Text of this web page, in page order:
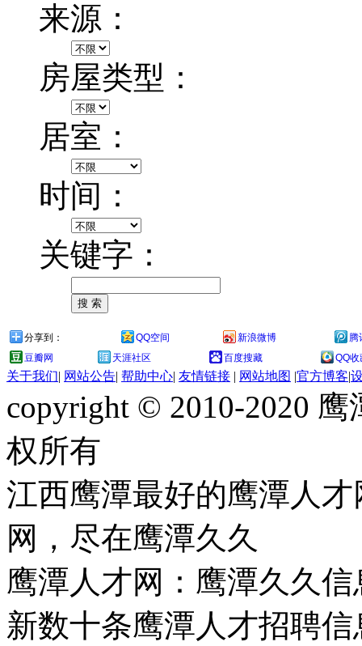
来源：
房屋类型：
居室：
时间：
关键字：
分享到： QQ空间 新浪微博
腾
豆瓣网
天涯社区 百度搜藏 QQ收
关于我们| 网站公告| 帮助中心| 友情链接 | 网站地图 |官方博客|
copyright © 2010-2020
权所有
江西鹰潭最好的鹰潭人
网，尽在鹰潭久久
鹰潭人才网：鹰潭久久
新数十条鹰潭人才招聘